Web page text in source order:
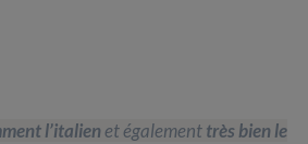
l’italien et égalementtrès bien le